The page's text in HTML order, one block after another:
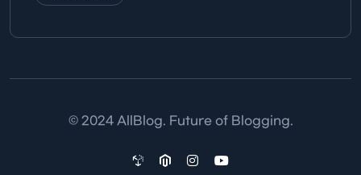
© 2024 AllBlog. Future of Blogging.